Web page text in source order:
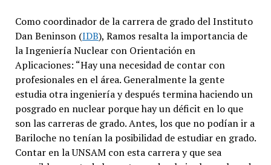
Como coordinador de la carrera de grado del Instituto
Dan Beninson (IDB), Ramos resalta la importancia de
la Ingeniería Nuclear con Orientación en
Aplicaciones: “Hay una necesidad de contar con
profesionales en el área. Generalmente la gente
estudia otra ingeniería y después termina haciendo un
posgrado en nuclear porque hay un déficit en lo que
son las carreras de grado. Antes, los que no podían ir a
Bariloche no tenían la posibilidad de estudiar en grado.
Contar en la UNSAM con esta carrera y que sea